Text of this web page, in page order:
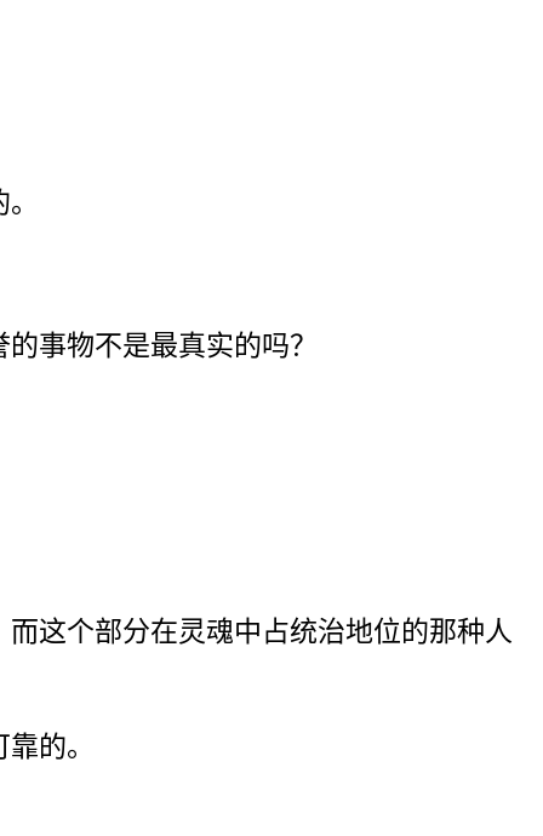
事物不是最真实的吗？
这个部分在灵魂中占统治地位的那种人
的。